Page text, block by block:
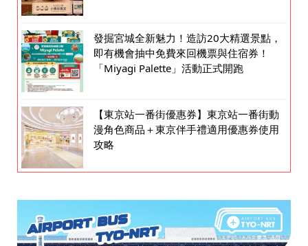
發掘宮城全新魅力！造訪20大精選景點，
即有機會抽中免費來回機票與住宿券！
「Miyagi Palette」活動正式開跑
【東京站一番街優惠券】東京站一番街動
漫角色商品＋東京伴手禮適用優惠券使用
攻略